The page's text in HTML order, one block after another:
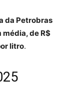
da Petrobras
média, de R$
litro.